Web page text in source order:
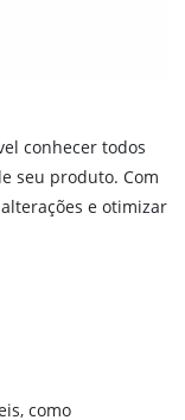
conhecer todos
seu produto. Com
e otimizar
como